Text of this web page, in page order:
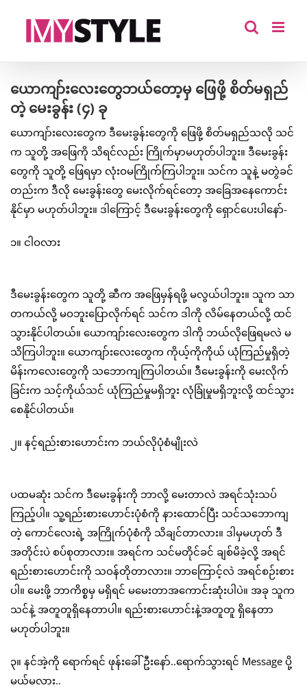
ယောကျာ်းလေးတွေဘယ်တော့မှ ဖြေဖို့ စိတ်မရှည်
တဲ့ မေးခွန်း (၄) ခု
ယောကျာ်းလေးတွေက ဒီမေးခွန်းတွေကို ဖြေဖို့ စိတ်မရှည်သလို သင်
က သူတို့ အဖြေကို သိရင်လည်း ကြိုက်မှာမဟုတ်ပါဘူး။ ဒီမေးခွန်း
တွေကို သူတို့ ဖြေရမှာ လုံးဝမကြိုက်ကြပါဘူး။ သင်က သူနဲ့ မတွဲခင်
တည်းက ဒီလို မေးခွန်းတွေ မေးလိုက်ရင်တော့ အခြေအနေကောင်း
နိုင်မှာ မဟုတ်ပါဘူး။ ဒါကြောင့် ဒီမေးခွန်းတွေကို ရှောင်ပေးပါနော်-
၁။ ငါဝလား
ဒီမေးခွန်းတွေက သူတို့ ဆီက အဖြေမှန်ရဖို့ မလွယ်ပါဘူး။ သူက သာ
တကယ်လို့ မဝဘူးပြောလိုက်ရင် သင်က ဒါကို လိမ်နေတယ်လို့ ထင်
သွားနိုင်ပါတယ်။ ယောကျာ်းလေးတွေက ဒါကို ဘယ်လိုဖြေရမလဲ မ
သိကြပါဘူး။ ယောကျာ်းလေးတွေက ကိုယ့်ကိုကိုယ် ယုံကြည်မှုရှိတဲ့
မိန်းကလေးတွေကို သဘောကျကြပါတယ်။ ဒီမေးခွန်းကို မေးလိုက်
ခြင်းက သင့်ကိုယ်သင် ယုံကြည်မှုမရှိဘူး လုံခြုံမှုမရှိဘူးလို့ ထင်သွား
စေနိုင်ပါတယ်။
၂။ နင့်ရည်းစားဟောင်းက ဘယ်လိုပုံစံမျိုးလဲ
ပထမဆုံး သင်က ဒီမေးခွန်းကို ဘာလို့ မေးတာလဲ အရင်သုံးသပ်
ကြည့်ပါ။ သူ့ရည်းစားဟောင်းပုံစံကို နားထောင်ပြီး သင်သဘောကျ
တဲ့ ကောင်လေးရဲ့ အကြိုက်ပုံစံကို သိချင်တာလား။ ဒါမှမဟုတ် ဒီ
အတိုင်းပဲ စပ်စုတာလား။ အရင်က သင်မတိုင်ခင် ချစ်မိခဲ့လို့ အရင်
ရည်းစားဟောင်းကို သဝန်တိုတာလား။ ဘာကြောင့်လဲ အရင်စဉ်းစား
ပါ။ မေးဖို့ ဘာကိစ္စမှ မရှိရင် မမေးတာအကောင်းဆုံးပါပဲ။ အခု သူက
သင်နဲ့ အတူတူရှိနေတာပါ။ ရည်းစားဟောင်းနဲ့အတူတူ ရှိနေတာ
မဟုတ်ပါဘူး။
၃။ နင်အဲ့ကို ရောက်ရင် ဖုန်းခေါ်ဦးနော်..ရောက်သွားရင် Message ပို့
မယ်မလား..